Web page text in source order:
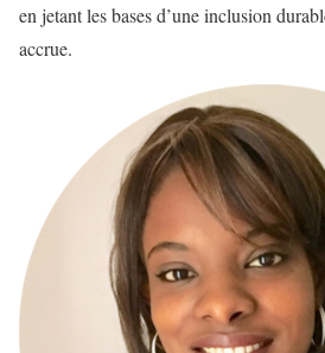
en jetant les bases d’une inclusion
accrue.